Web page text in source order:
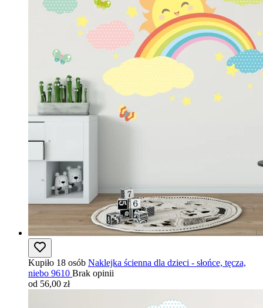
Kupiło 18 osób Naklejka ścienna dla dzieci - słońce, tęcza,
niebo 9610 Brak opinii
od 56,00 zł